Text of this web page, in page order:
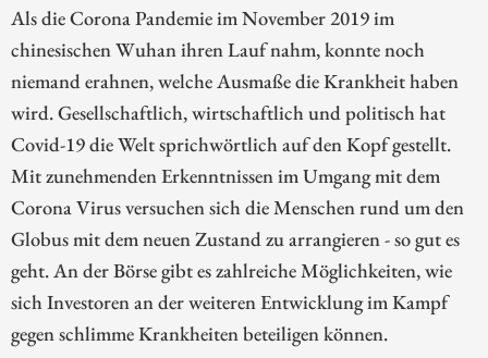
Als die Corona Pandemie im November 2019 im
chinesischen Wuhan ihren Lauf nahm, konnte noch
niemand erahnen, welche Ausmaße die Krankheit haben
wird. Gesellschaftlich, wirtschaftlich und politisch hat
Covid-19 die Welt sprichwörtlich auf den Kopf gestellt.
Mit zunehmenden Erkenntnissen im Umgang mit dem
Corona Virus versuchen sich die Menschen rund um den
Globus mit dem neuen Zustand zu arrangieren - so gut es
geht. An der Börse gibt es zahlreiche Möglichkeiten, wie
sich Investoren an der weiteren Entwicklung im Kampf
gegen schlimme Krankheiten beteiligen können.